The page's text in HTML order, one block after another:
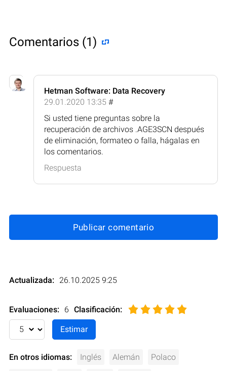
Comentarios (1)
Hetman Software: Data Recovery
29.01.2020 13:35 #
Si usted tiene preguntas sobre la
recuperación de archivos .AGE3SCN después
de eliminación, formateo o falla, hágalas en
los comentarios.
Respuesta
Publicar comentario
Actualizada: 26.10.2025 9:25
Evaluaciones: 6 Clasificación:
En otros idiomas: Inglés Alemán Polaco